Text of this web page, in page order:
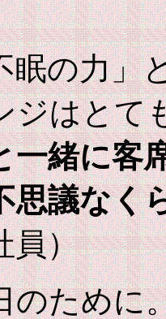
眠の力」
ジはとて
一緒に客
思議なく
員）
のために